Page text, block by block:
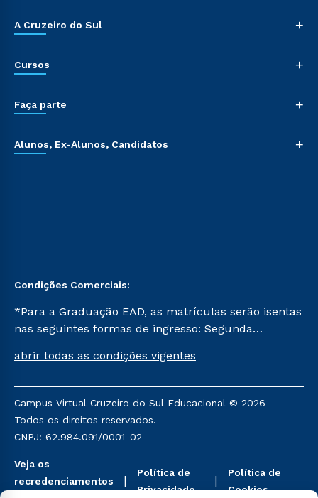
A Cruzeiro do Sul +
Cursos +
Faça parte +
Alunos, Ex-Alunos, Candidatos +
Condições Comerciais:
*Para a Graduação EAD, as matrículas serão isentas
nas seguintes formas de ingresso: Segunda
Já para as demais, a taxa de matrícula será de R$
mencionadas são referentes aos cursos: Ensino
Religioso, Geografia para a Docência e Metodologia
do Ensino de História: Questões Atuais.
abrir todas as condições vigentes
Campus Virtual Cruzeiro do Sul Educacional © 2026 -
Todos os direitos reservados.
CNPJ: 62.984.091/0001-02
Veja os
recredenciamentos
Política de
Privacidade
Política de
Cookies